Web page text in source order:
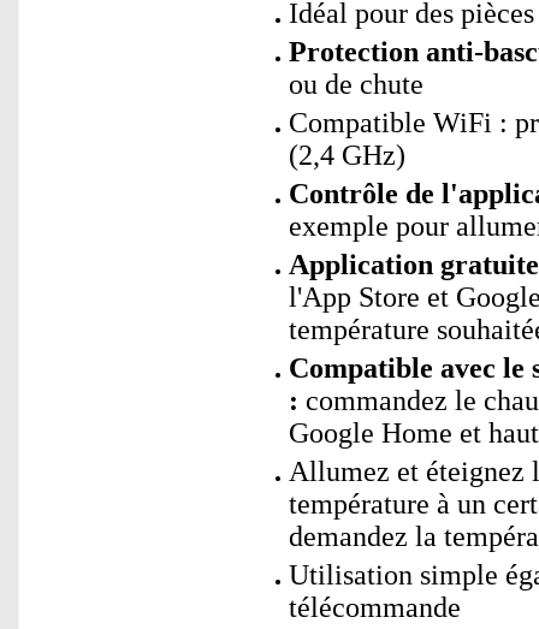
Idéal pour des
Protection anti-
ou de chute
Compatible WiFi :
(2,4 GHz)
Contrôle de
exemple pour
Application
l'App Store et
température
Compatible avec le
: commandez le
Google Home et
Allumez et éteignez
température à un
demandez la
Utilisation simple
télécommande